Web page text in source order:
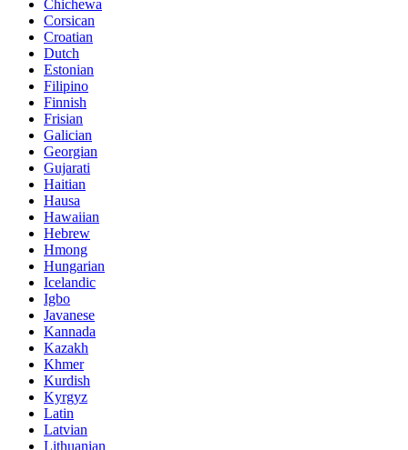
Chichewa
Corsican
Croatian
Dutch
Estonian
Filipino
Finnish
Frisian
Galician
Georgian
Gujarati
Haitian
Hausa
Hawaiian
Hebrew
Hmong
Hungarian
Icelandic
Igbo
Javanese
Kannada
Kazakh
Khmer
Kurdish
Kyrgyz
Latin
Latvian
Lithuanian